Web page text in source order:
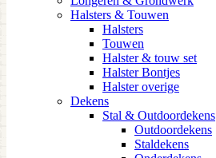
Halsters & Touwen
Halsters
Touwen
Halster & touw set
Halster Bontjes
Halster overige
Dekens
Stal & Outdoordekens
Outdoordekens
Staldekens